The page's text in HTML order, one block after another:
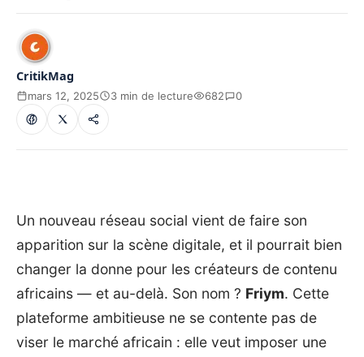
CritikMag
mars 12, 2025 3 min de lecture 682 0
Un nouveau réseau social vient de faire son
apparition sur la scène digitale, et il pourrait bien
changer la donne pour les créateurs de contenu
africains — et au-delà. Son nom ? Friym. Cette
plateforme ambitieuse ne se contente pas de
viser le marché africain : elle veut imposer une